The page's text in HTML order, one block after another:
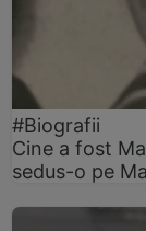
#Biografii
Cine a fost
sedus-o pe